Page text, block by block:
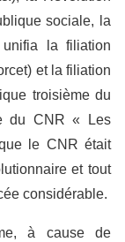
sociale, la
la filiation
et la filiation
troisième du
du CNR « Les
le CNR était
et tout
considérable.
à cause de